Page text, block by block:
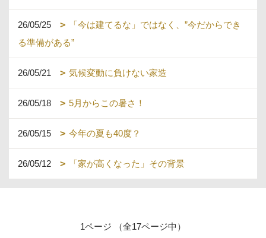
26/05/25
「今は建てるな」ではなく、”今だからでき
る準備がある”
26/05/21 気候変動に負けない家造
26/05/18 5月からこの暑さ！
26/05/15 今年の夏も40度？
26/05/12 「家が高くなった」その背景
1ページ （全17ページ中）